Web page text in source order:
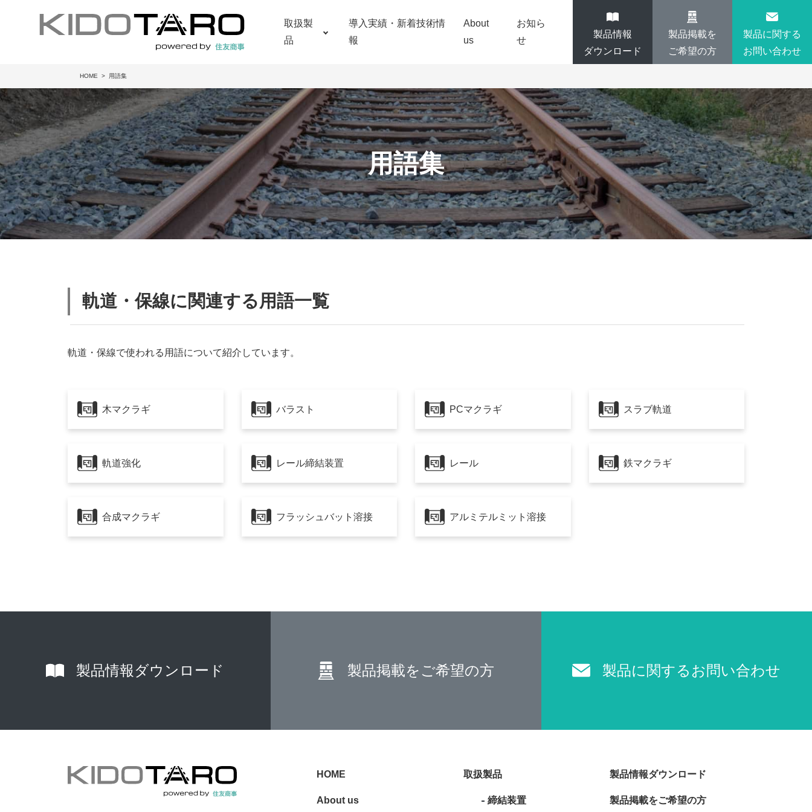
取扱製
品
導入実績・新着技術情
報
About
us
お知ら
せ
製品情報
ダウンロード
製品掲載を
ご希望の方
製品に関する
お問い合わせ
HOME 用語集
用語集
軌道・保線に関連する用語一覧
軌道・保線で使われる用語について紹介しています。
木マクラギ バラスト PCマクラギ スラブ軌道
軌道強化 レール締結装置 レール 鉄マクラギ
合成マクラギ フラッシュバット溶接 アルミテルミット溶接
製品情報 ダウンロード 製品掲載を ご希望の方 製品に関する お問い合わせ
HOME
About us
取扱製品
締結装置
製品情報ダウンロード
製品掲載をご希望の方